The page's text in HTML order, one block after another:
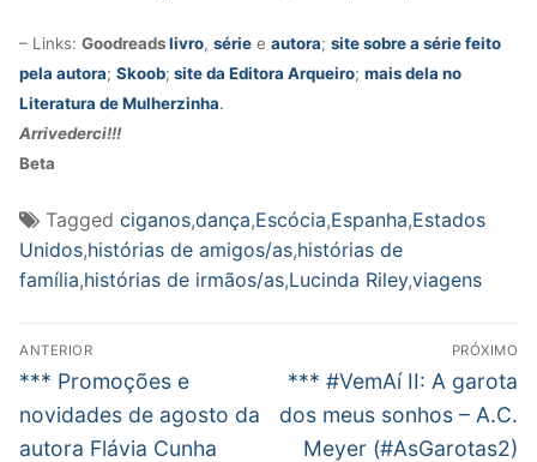
– Links: Goodreadslivro, série e autora; site sobre a série feito
pela autora; Skoob; site da Editora Arqueiro; mais dela no
Literatura de Mulherzinha.
Arrivederci!!!
Beta
Tagged ciganos,dança,Escócia,Espanha,Estados
Unidos,histórias de amigos/as,histórias de
família,histórias de irmãos/as,Lucinda Riley,viagens
Navegação
de
Post
ANTERIOR
Post
anterior:
*** Promoções e
novidades de agosto da
autora Flávia Cunha
PRÓXIMO
Próximo
post:
*** #VemAí II: A garota
dos meus sonhos – A.C.
Meyer (#AsGarotas2)